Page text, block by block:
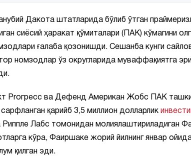
Дакота штатларида бўлиб ўтган
сиёсий ҳаракат қўмиталари (ПАК) кўмагини
ғалаба қозонишди. Сешанба кунги
номзодлар ўз округларида муваффақиятга
Proгресс ва Дефенд Американ Жобс ПАК
қарийб 3,5 миллион долларлик
Риппле Лабс томонидан молиялаштириладиган
кўра, Фаиршаке жорий йилнинг январ
қилган эди.